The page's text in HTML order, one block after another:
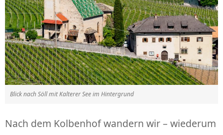
Blick nach Söll mit Kalterer See im Hintergrund
Nach dem Kolbenhof wandern wir – wiederum